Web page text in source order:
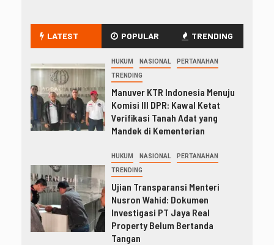
LATEST POPULAR TRENDING
HUKUM NASIONAL PERTANAHAN
TRENDING
Manuver KTR Indonesia Menuju
Komisi III DPR: Kawal Ketat
Verifikasi Tanah Adat yang
Mandek di Kementerian
HUKUM NASIONAL PERTANAHAN
TRENDING
Ujian Transparansi Menteri
Nusron Wahid: Dokumen
Investigasi PT Jaya Real
Property Belum Bertanda
Tangan